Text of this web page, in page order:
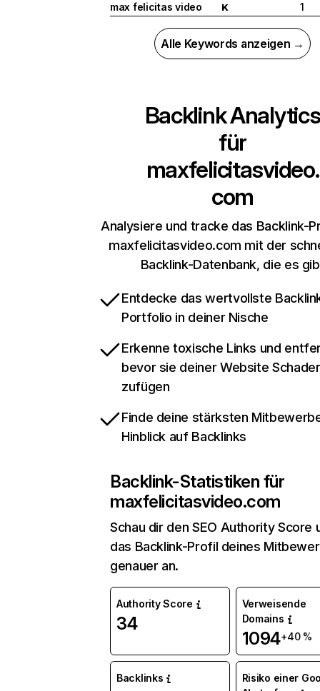
max felicitas video
K 1
Alle Keywords anzeigen →
Backlink Analytics
für
maxfelicitasvideo.
com
Analysiere und tracke das Backlink-
maxfelicitasvideo.com mit der
Backlink-Datenbank, die es
Entdecke das wertvollste
Portfolio in deiner Nische
Erkenne toxische Links und
bevor sie deiner Website
zufügen
Finde deine stärksten
Hinblick auf Backlinks
Backlink-Statistiken für
maxfelicitasvideo.com
Schau dir den SEO Authority Score
das Backlink-Profil deines
genauer an.
Authority Score
34
Verweisende
Domains
1094+40 %
Backlinks
Risiko einer